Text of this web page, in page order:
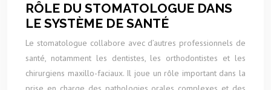
RÔLE DU STOMATOLOGUE DANS
LE SYSTÈME DE SANTÉ
Le stomatologue collabore avec d’autres professionnels de
santé, notamment les dentistes, les orthodontistes et les
chirurgiens maxillo-faciaux. Il joue un rôle important dans la